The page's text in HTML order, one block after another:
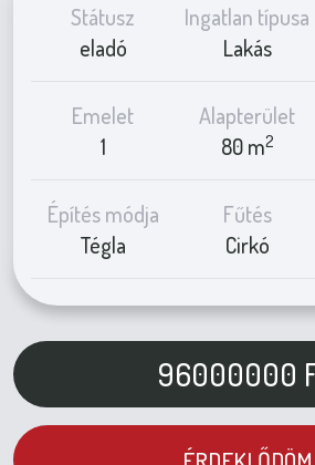
Státusz
eladó
Ingatlan típusa
Lakás
Emelet
1
Alapterület
80 m2
Építés módja
Tégla
Fűtés
Cirkó
96000000